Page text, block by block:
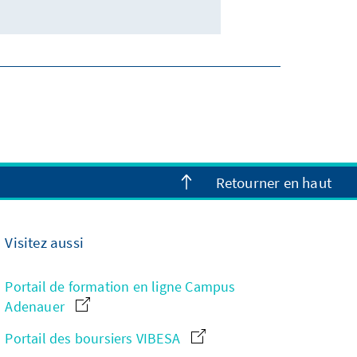
Retourner en haut
Visitez aussi
Portail de formation en ligne Campus
Adenauer
Portail des boursiers VIBESA